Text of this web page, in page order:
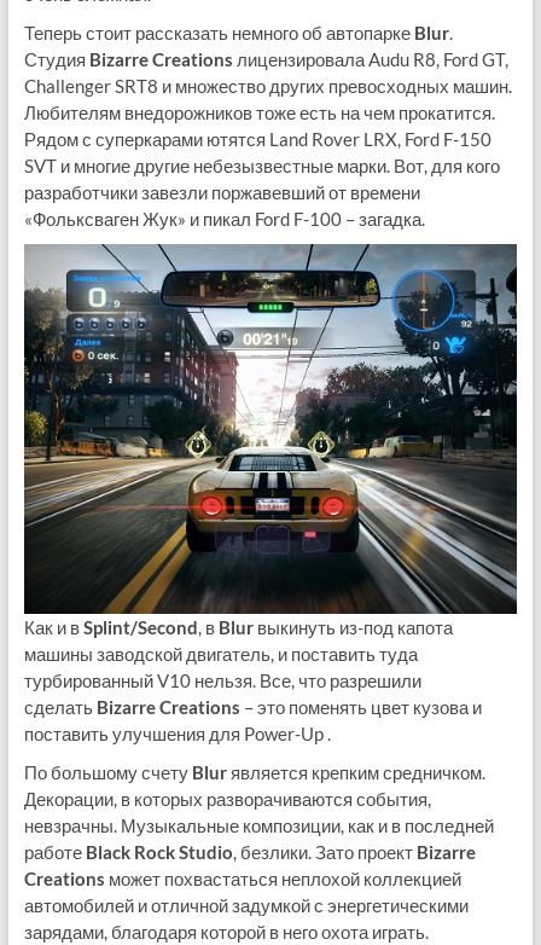
Теперь стоит рассказать немного об автопарке Blur.
Студия Bizarre Creations лицензировала Audu R8, Ford GT,
Challenger SRT8 и множество других превосходных машин.
Любителям внедорожников тоже есть на чем прокатится.
Рядом с суперкарами ютятся Land Rover LRX, Ford F-150
SVT и многие другие небезызвестные марки. Вот, для кого
разработчики завезли поржавевший от времени
«Фольксваген Жук» и пикал Ford F-100 – загадка.
Как и вSplint/Second, в Blurвыкинуть из-под капота
машины заводской двигатель, и поставить туда
турбированный V10 нельзя. Все, что разрешили
сделать Bizarre Creations – это поменять цвет кузова и
поставить улучшения для Power-Up .
По большому счету Blurявляется крепким средничком.
Декорации, в которых разворачиваются события,
невзрачны. Музыкальные композиции, как и в последней
работе Black Rock Studio, безлики. Зато проект Bizarre
Creations может похвастаться неплохой коллекцией
автомобилей и отличной задумкой с энергетическими
зарядами, благодаря которой в него охота играть.